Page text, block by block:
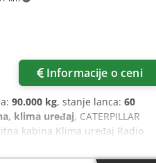
Informacije o ceni
90.000 kg, stanje lanca: 60
klima uređaj, CATERPILLAR
kabina Klima uređaj Radio
U I Hbspfx Agfok Dužina
oko 60% preostao Podne ploče